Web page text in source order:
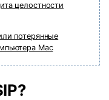
целостности
потерянные
Mac